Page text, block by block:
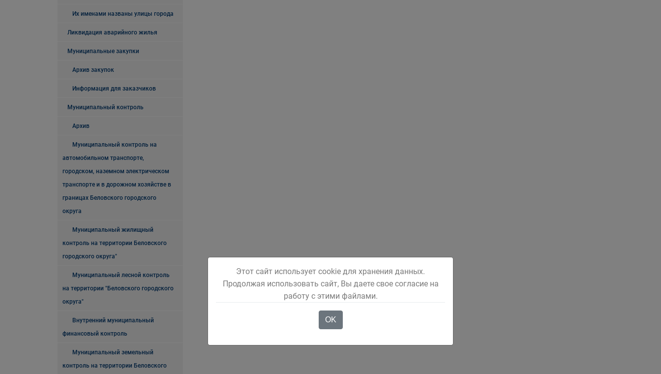
Их именами названы улицы города
Ликвидация аварийного жилья
Муниципальные закупки
Архив закупок
Информация для заказчиков
Муниципальный контроль
Архив
Муниципальный контроль на
автомобильном транспорте,
городском, наземном электрическом
транспорте и в дорожном хозяйстве в
границах Беловского городского
округа
Муниципальный жилищный
контроль на территории Беловского
городского округа"
Муниципальный лесной контроль
на территории "Беловского городского
округа"
Внутренний муниципальный
финансовый контроль
Муниципальный земельный
контроль на территории Беловского
Этот сайт использует cookie для хранения данных.
Продолжая использовать сайт, Вы даете свое согласие на
работу с этими файлами.
OK